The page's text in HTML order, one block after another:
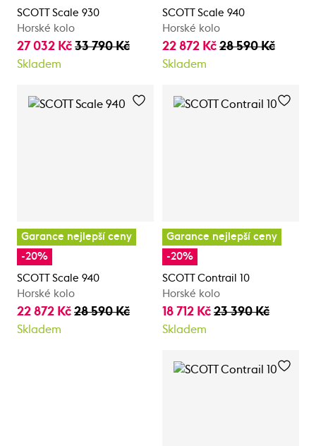
SCOTT Scale 930
Horské kolo
27 032 Kč 33 790 Kč
Skladem
SCOTT Scale 940
Horské kolo
22 872 Kč 28 590 Kč
Skladem
Garance nejlepší ceny
-20%
SCOTT Scale 940
Horské kolo
22 872 Kč 28 590 Kč
Skladem
Garance nejlepší ceny
-20%
SCOTT Contrail 10
Horské kolo
18 712 Kč 23 390 Kč
Skladem